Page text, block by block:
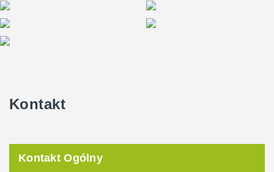
Kontakt
Kontakt Ogólny